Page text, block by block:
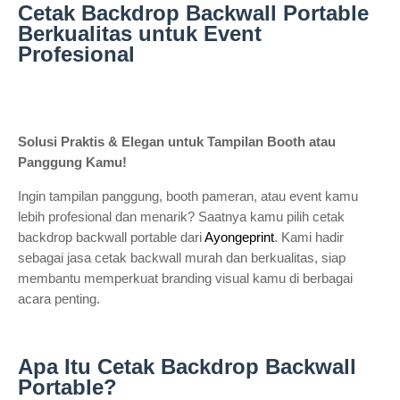
Cetak Backdrop Backwall Portable
Berkualitas untuk Event
Profesional
Solusi Praktis & Elegan untuk Tampilan Booth atau
Panggung Kamu!
Ingin tampilan panggung, booth pameran, atau event kamu
lebih profesional dan menarik? Saatnya kamu pilih cetak
backdrop backwall portable dariAyongeprint. Kami hadir
sebagai jasa cetak backwall murah dan berkualitas, siap
membantu memperkuat branding visual kamu di berbagai
acara penting.
Apa Itu Cetak Backdrop Backwall
Portable?